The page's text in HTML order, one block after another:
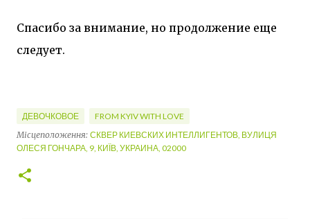
Спасибо за внимание, но продолжение еще
следует.
ДЕВОЧКОВОЕ
FROM KYIV WITH LOVE
Місцеположення: СКВЕР КИЕВСКИХ ИНТЕЛЛИГЕНТОВ, ВУЛИЦЯ
ОЛЕСЯ ГОНЧАРА, 9, КИЇВ, УКРАИНА, 02000